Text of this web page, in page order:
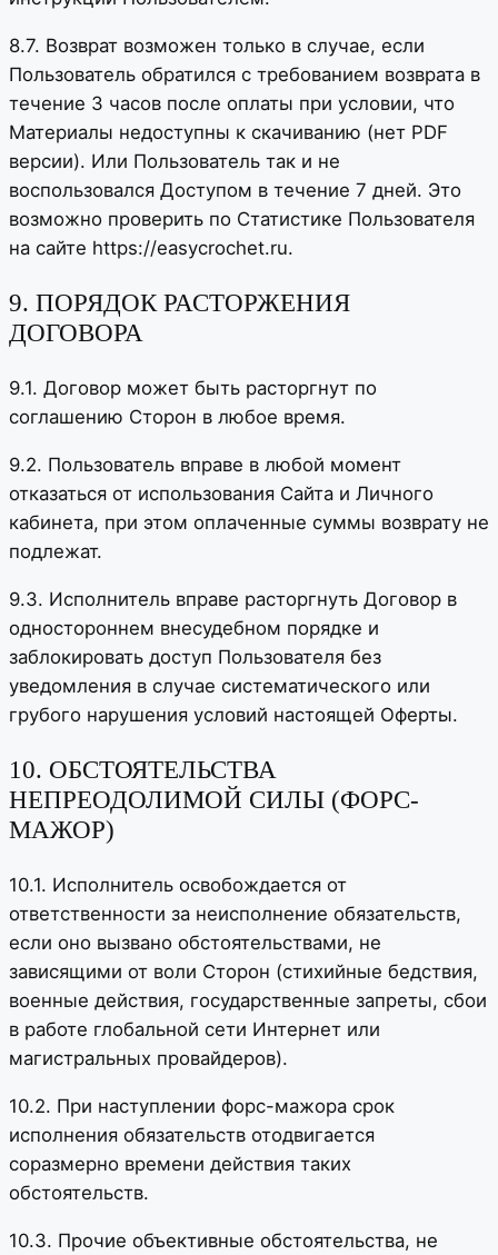
8.7. Возврат возможен только в случае, если
Пользователь обратился с требованием возврата в
течение 3 часов после оплаты при условии, что
Материалы недоступны к скачиванию (нет PDF
версии). Или Пользователь так и не
воспользовался Доступом в течение 7 дней. Это
возможно проверить по Статистике Пользователя
на сайте https://easycrochet.ru.
9. ПОРЯДОК РАСТОРЖЕНИЯ
ДОГОВОРА
9.1. Договор может быть расторгнут по
соглашению Сторон в любое время.
9.2. Пользователь вправе в любой момент
отказаться от использования Сайта и Личного
кабинета, при этом оплаченные суммы возврату не
подлежат.
9.3. Исполнитель вправе расторгнуть Договор в
одностороннем внесудебном порядке и
заблокировать доступ Пользователя без
уведомления в случае систематического или
грубого нарушения условий настоящей Оферты.
10. ОБСТОЯТЕЛЬСТВА
НЕПРЕОДОЛИМОЙ СИЛЫ (ФОРС-
МАЖОР)
10.1. Исполнитель освобождается от
ответственности за неисполнение обязательств,
если оно вызвано обстоятельствами, не
зависящими от воли Сторон (стихийные бедствия,
военные действия, государственные запреты, сбои
в работе глобальной сети Интернет или
магистральных провайдеров).
10.2. При наступлении форс-мажора срок
исполнения обязательств отодвигается
соразмерно времени действия таких
обстоятельств.
10.3. Прочие объективные обстоятельства, не